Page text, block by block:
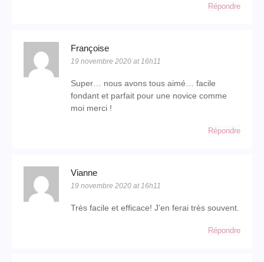
Répondre
Françoise
19 novembre 2020 at 16h11
Super… nous avons tous aimé… facile
fondant et parfait pour une novice comme
moi merci !
Répondre
Vianne
19 novembre 2020 at 16h11
Très facile et efficace! J’en ferai très souvent.
Répondre